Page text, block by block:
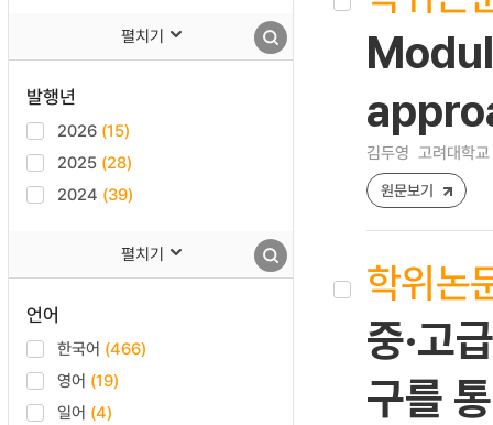
펼치기
발행년
2026 (15)
2025 (28)
2024 (39)
펼치기
언어
한국어 (466)
영어 (19)
일어 (4)
김두영 고려대학
원문보기
학위논
중·고
구를